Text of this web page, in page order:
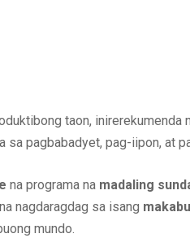
taon, inirerekumenda
sa pagbabadyet, pag-iipon, at
na programa na madaling
nagdaragdag sa isang
mundo.